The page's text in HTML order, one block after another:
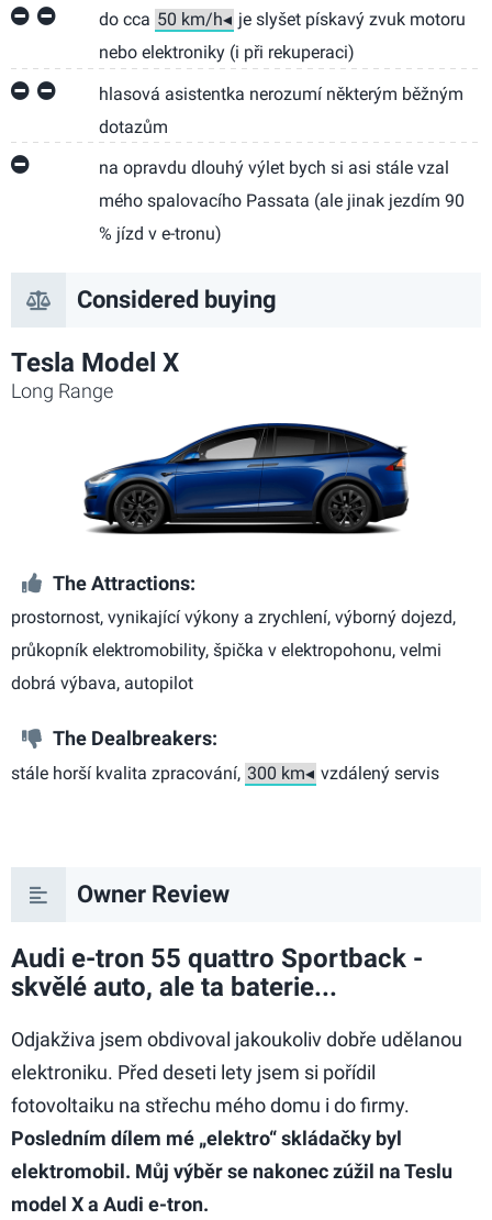
do cca
je slyšet pískavý zvuk motoru
nebo elektroniky (i při rekuperaci)
hlasová asistentka nerozumí některým běžným
dotazům
na opravdu dlouhý výlet bych si asi stále vzal
mého spalovacího Passata (ale jinak jezdím 90
% jízd v e-tronu)
Considered buying
Tesla Model X
Long Range
The Attractions:
prostornost, vynikající výkony a zrychlení, výborný dojezd,
průkopník elektromobility, špička v elektropohonu, velmi
dobrá výbava, autopilot
The Dealbreakers:
stále horší kvalita zpracování, vzdálený servis
Owner Review
Audi e-tron 55 quattro Sportback -
skvělé auto, ale ta baterie...
Odjakživa jsem obdivoval jakoukoliv dobře udělanou
elektroniku. Před deseti lety jsem si pořídil
fotovoltaiku na střechu mého domu i do firmy.
Posledním dílem mé „elektro“ skládačky byl
elektromobil. Můj výběr se nakonec zúžil na Teslu
model X a Audi e-tron.